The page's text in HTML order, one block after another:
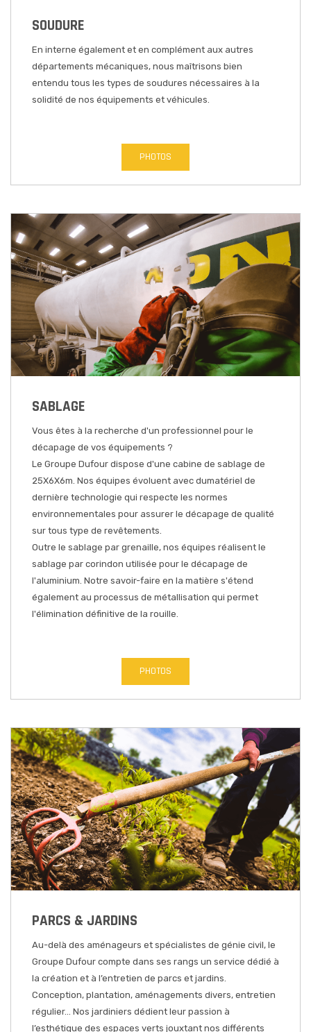
SOUDURE
En interne également et en complément aux autres
départements mécaniques, nous maîtrisons bien
entendu tous les types de soudures nécessaires à la
solidité de nos équipements et véhicules.
PHOTOS
SABLAGE
Vous êtes à la recherche d'un professionnel pour le
décapage de vos équipements ?
Le Groupe Dufour dispose d'une cabine de sablage de
25X6X6m. Nos équipes évoluent avec dumatériel de
dernière technologie qui respecte les normes
environnementales pour assurer le décapage de qualité
sur tous type de revêtements.
Outre le sablage par grenaille, nos équipes réalisent le
sablage par corindon utilisée pour le décapage de
l'aluminium. Notre savoir-faire en la matière s'étend
également au processus de métallisation qui permet
l'élimination définitive de la rouille.
PHOTOS
PARCS & JARDINS
Au-delà des aménageurs et spécialistes de génie civil, le
Groupe Dufour compte dans ses rangs un service dédié à
la création et à l’entretien de parcs et jardins.
Conception, plantation, aménagements divers, entretien
régulier… Nos jardiniers dédient leur passion à
l’esthétique des espaces verts jouxtant nos différents